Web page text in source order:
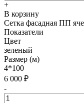
+
В корзину
Сетка фасадная ПП
Показатели
Цвет
зеленый
Размер (м)
4*100
6 000 ₽
-